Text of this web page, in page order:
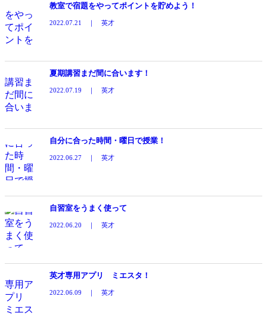
教室で宿題をやってポイントを貯めよう！
2022.07.21 ｜ 英才
夏期講習まだ間に合います！
2022.07.19 ｜ 英才
自分に合った時間・曜日で授業！
2022.06.27 ｜ 英才
自習室をうまく使って
2022.06.20 ｜ 英才
英才専用アプリ ミエスタ！
2022.06.09 ｜ 英才